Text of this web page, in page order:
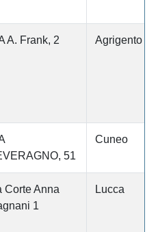
A. Frank, 2 Agrigento
51
Cuneo
Corte Anna
1
Lucca